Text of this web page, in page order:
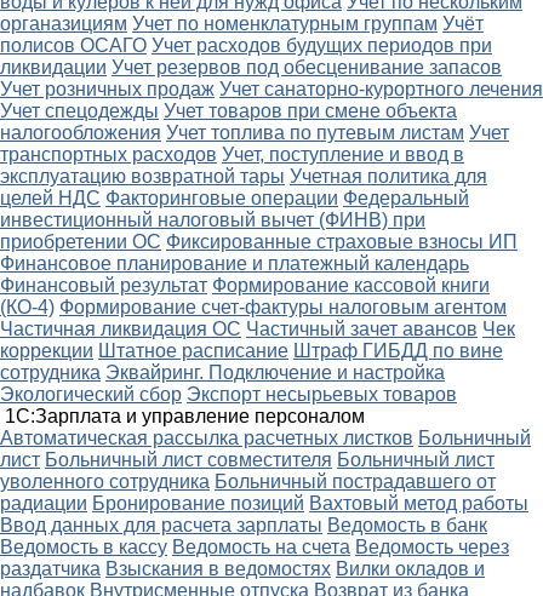
органазициям Учет по номенклатурным группам Учёт
полисов ОСАГО Учет расходов будущих периодов при
ликвидации Учет резервов под обесценивание запасов
Учет розничных продаж Учет санаторно-курортного лечения
Учет спецодежды Учет товаров при смене объекта
налогообложения Учет топлива по путевым листам Учет
транспортных расходов Учет, поступление и ввод в
эксплуатацию возвратной тары Учетная политика для
целей НДС Факторинговые операции Федеральный
инвестиционный налоговый вычет (ФИНВ) при
приобретении ОС Фиксированные страховые взносы ИП
Финансовое планирование и платежный календарь
Финансовый результат Формирование кассовой книги
(КО-4) Формирование счет-фактуры налоговым агентом
Частичная ликвидация ОС Частичный зачет авансов Чек
коррекции Штатное расписание Штраф ГИБДД по вине
сотрудника Эквайринг. Подключение и настройка
Экологический сбор Экспорт несырьевых товаров
1С:Зарплата и управление персоналом
Автоматическая рассылка расчетных листков Больничный
лист Больничный лист совместителя Больничный лист
уволенного сотрудника Больничный пострадавшего от
радиации Бронирование позиций Вахтовый метод работы
Ввод данных для расчета зарплаты Ведомость в банк
Ведомость в кассу Ведомость на счета Ведомость через
раздатчика Взыскания в ведомостях Вилки окладов и
надбавок Внутрисменные отпуска Возврат из банка